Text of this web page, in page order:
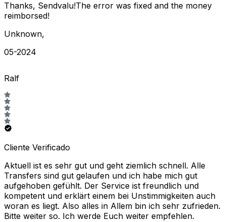
Thanks, Sendvalu!The error was fixed and the money
reimborsed!
Unknown,
05-2024
Ralf
Cliente Verificado
Aktuell ist es sehr gut und geht ziemlich schnell. Alle
Transfers sind gut gelaufen und ich habe mich gut
aufgehoben gefühlt. Der Service ist freundlich und
kompetent und erklärt einem bei Unstimmigkeiten auch
woran es liegt. Also alles in Allem bin ich sehr zufrieden.
Bitte weiter so. Ich werde Euch weiter empfehlen.